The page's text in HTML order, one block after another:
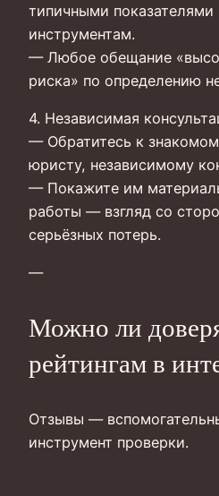
типичными показателями
инструментам.
— Любое обещание
риска» по определению
4. Независимая
— Обратитесь к
юристу, независимому
— Покажите им
работы — взгляд со
серьёзных потерь.
—
Можно ли
рейтингам в
Отзывы —
инструмент проверки.